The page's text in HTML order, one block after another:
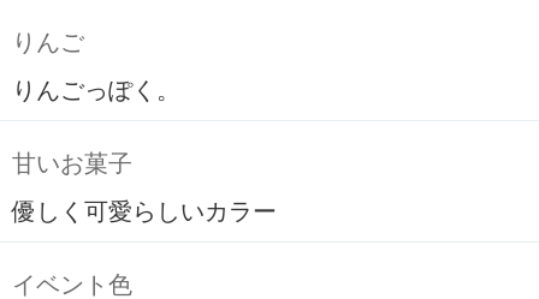
りんご
りんごっぽく。
甘いお菓子
優しく可愛らしいカラー
イベント色